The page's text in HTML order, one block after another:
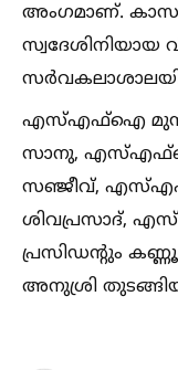
അംഗമാണ്.
സ്വദേശിനിയായ
എസ്‌എഫ്‌ഐ മുൻ
സാനു, എസ്‌എഫ്‌ഐ
സഞ്ജീവ്,
ശിവപ്രസാദ്,
പ്രസിഡന്റും
അനുശ്രി